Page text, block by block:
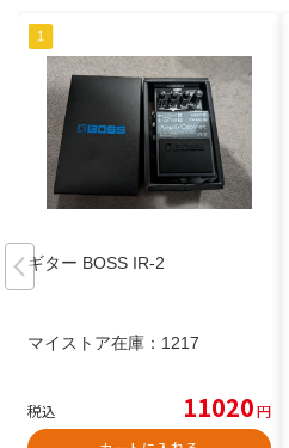
ギター BOSS IR-2
マイストア在庫： 1217
税込 11020円